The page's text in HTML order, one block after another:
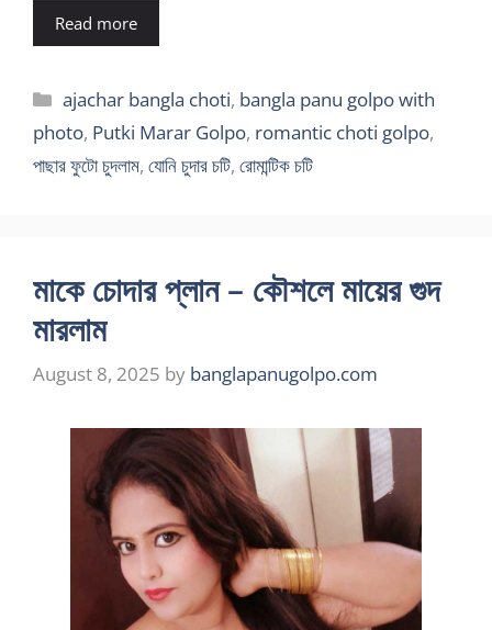
Read more
Categories
ajachar bangla choti, bangla panu golpo with
photo, Putki Marar Golpo, romantic choti golpo,
পাছার ফুটো চুদলাম, যোনি চুদার চটি, রোমান্টিক চটি
মাকে চোদার প্লান – কৌশলে মায়ের গুদ
মারলাম
August 8, 2025 by banglapanugolpo.com